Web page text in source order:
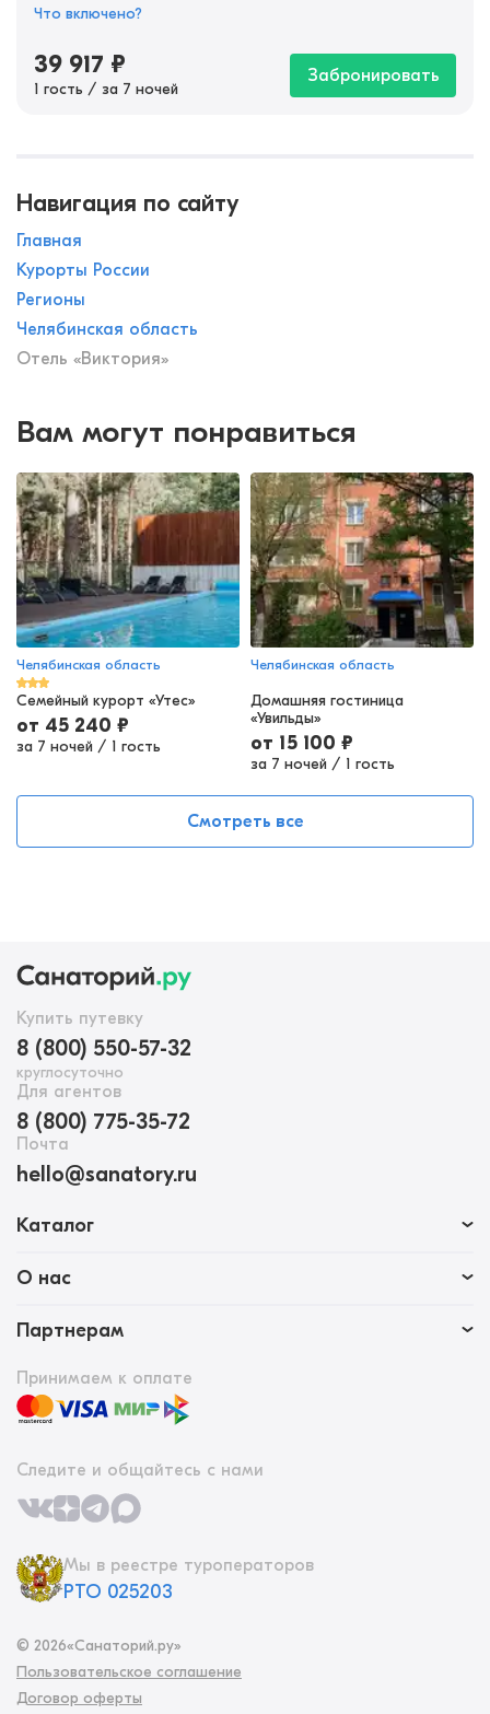
Что включено?
39 917 ₽
1 гость / за 7 ночей
Забронировать
Навигация по сайту
Главная
Курорты России
Регионы
Челябинская область
Отель «Виктория»
Вам могут понравиться
Челябинская область
Семейный курорт «Утес»
от 45 240 ₽
за 7 ночей / 1 гость
Челябинская область
Домашняя гостиница
«Увильды»
от 15 100 ₽
за 7 ночей / 1 гость
Смотреть все
Купить путевку
8 (800) 550-57-32
круглосуточно
Для агентов
8 (800) 775-35-72
Почта
hello@sanatory.ru
Каталог
О нас
Партнерам
Принимаем к оплате
Следите и общайтесь с нами
Мы в реестре туроператоров
РТО 025203
© 2026«Санаторий.ру»
Пользовательское соглашение
Договор оферты